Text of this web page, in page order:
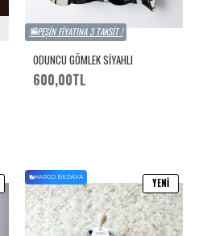
PEŞIN FIYATINA 3 TAKSIT !
ODUNCU GÖMLEK SİYAHLI
600,00TL
YENI
KARGO BEDAVA